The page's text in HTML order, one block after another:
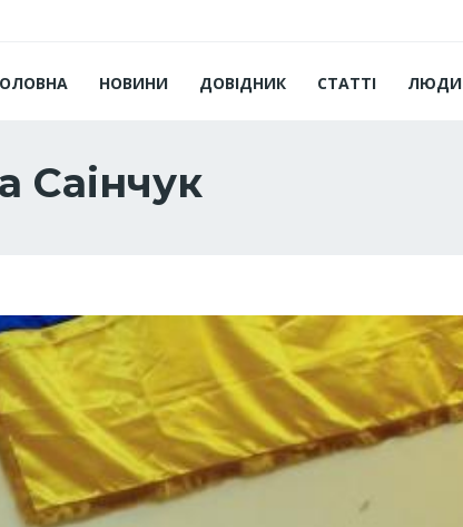
НОВИНИ ДОВІДНИК СТАТТІ ЛЮДИ
Саінчук